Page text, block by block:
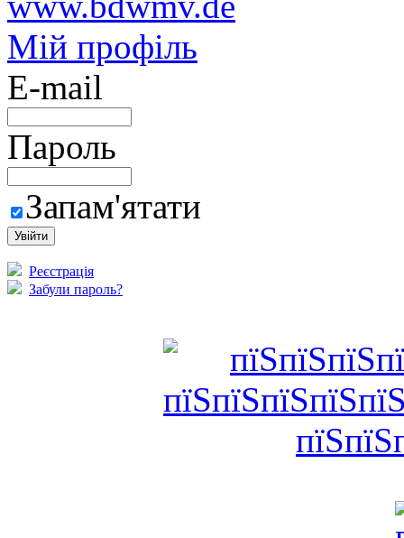
Мій профіль
E-mail
Пароль
Запам'ятати
Реєстрація
Забули пароль?